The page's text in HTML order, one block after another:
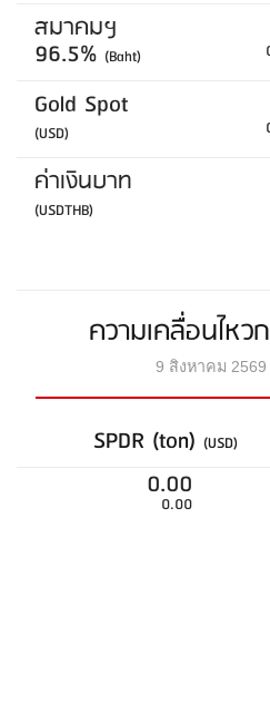
สมาคมฯ
96.5% (Baht)
Gold Spot
(USD)
ค่าเงินบาท
(USDTHB)
ความเคลื่อนไห
9 สิงหาคม 2569
SPDR (ton) (USD)
0.00
0.00